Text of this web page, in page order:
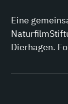
Eine
Dierhagen.